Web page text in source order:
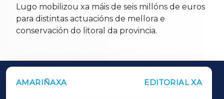
Lugo mobilizou xa máis de seis millóns de euros
para distintas actuacións de mellora e
conservación do litoral da provincia.
AMARIÑAXA EDITORIAL XA
OUTROS PERIÓDICOS